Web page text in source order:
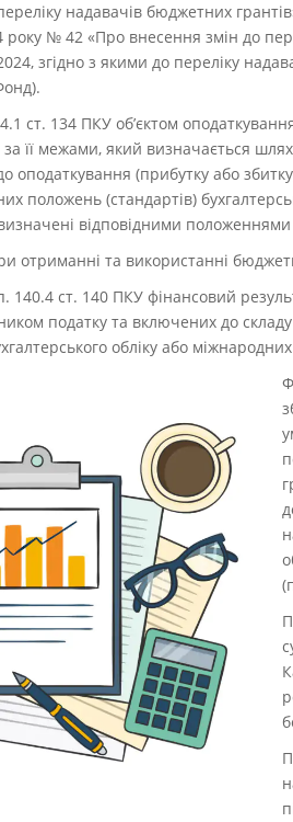
надавачів бюджетних
року № 42 «Про внесення змін до
згідно з якими до переліку
ст. 134 ПКУ об’єктом
її межами, який визначається
оподаткування (прибутку або
положень (стандартів)
визначені відповідними
отриманні та використанні
140.4 ст. 140 ПКУ фінансовий
податку та включених до
обліку або міжнародних